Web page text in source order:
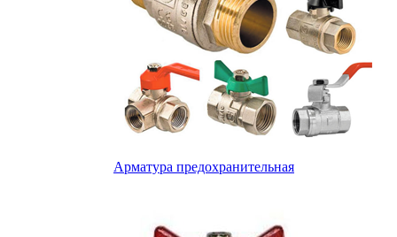
Арматура предохранительная